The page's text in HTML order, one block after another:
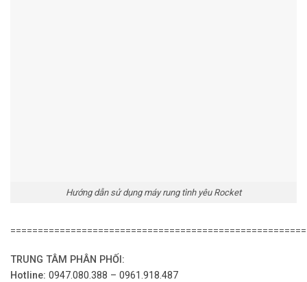
Hướng dẫn sử dụng máy rung tình yêu Rocket
TRUNG TÂM PHÂN PHỐI:
Hotline: 0947.080.388 – 0961.918.487